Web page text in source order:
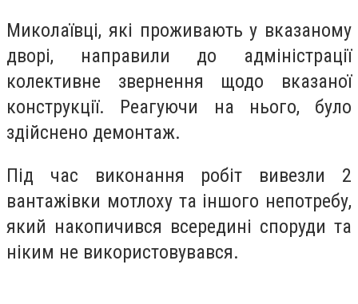
Миколаївці, які проживають у вказаному
дворі, направили до адміністрації
колективне звернення щодо вказаної
конструкції. Реагуючи на нього, було
здійснено демонтаж.
Під час виконання робіт вивезли 2
вантажівки мотлоху та іншого непотребу,
який накопичився всередині споруди та
ніким не використовувався.